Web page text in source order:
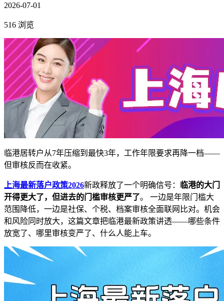
2026-07-01
516 浏览
临港居转户从7年压缩到最快3年，工作年限要求再降一档——
但审核反而在收紧。
上海最新落户政策2026新政释放了一个明确信号：
临港的大门
开得更大了，但进去的门槛审核更严了。 一边是年限门槛大
范围降低，一边是社保、个税、档案审核全面联网比对。机会
和风险同时放大，这篇文章把临港最新政策讲透——哪些条件
放宽了、哪里审核变严了、什么人能上车。